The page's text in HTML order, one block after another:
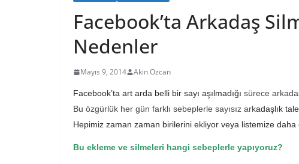
Facebook’ta Arkadaş
Nedenler
Mayıs 9, 2014 Akin Ozcan
Facebook’ta art arda belli bir sayı aşılmadığı sürece
Bu özgürlük her gün farklı sebeplerle sayısız arkadaşlık
Hepimiz zaman zaman birilerini ekliyor veya listemize
Bu ekleme ve silmeleri hangi sebeplerle yapıyoruz?